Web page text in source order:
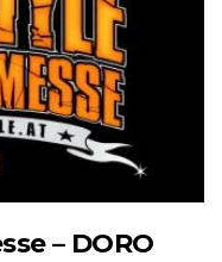
– DORO